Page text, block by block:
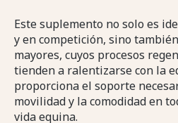
Este suplemento no solo es
y en competición, sino
mayores, cuyos procesos
tienden a ralentizarse con la
proporciona el soporte
movilidad y la comodidad en
vida equina.